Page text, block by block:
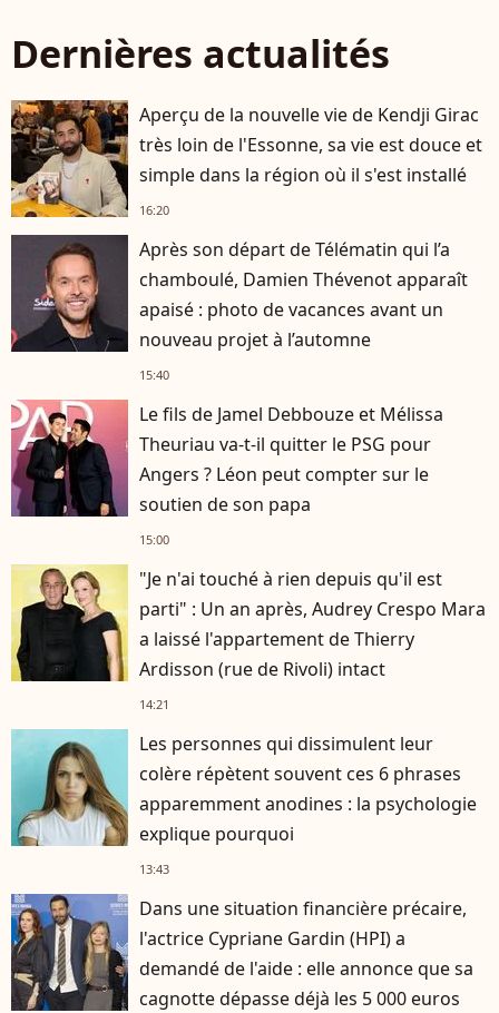
Dernières actualités
Aperçu de la nouvelle vie de Kendji Girac
très loin de l'Essonne, sa vie est douce et
simple dans la région où il s'est installé
16:20
Après son départ de Télématin qui l’a
chamboulé, Damien Thévenot apparaît
apaisé : photo de vacances avant un
nouveau projet à l’automne
15:40
Le fils de Jamel Debbouze et Mélissa
Theuriau va-t-il quitter le PSG pour
Angers ? Léon peut compter sur le
soutien de son papa
15:00
"Je n'ai touché à rien depuis qu'il est
parti" : Un an après, Audrey Crespo Mara
a laissé l'appartement de Thierry
Ardisson (rue de Rivoli) intact
14:21
Les personnes qui dissimulent leur
colère répètent souvent ces 6 phrases
apparemment anodines : la psychologie
explique pourquoi
13:43
Dans une situation financière précaire,
l'actrice Cypriane Gardin (HPI) a
demandé de l'aide : elle annonce que sa
cagnotte dépasse déjà les 5 000 euros